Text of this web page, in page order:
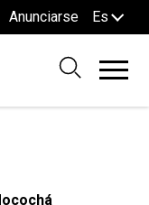
Anunciarse Es